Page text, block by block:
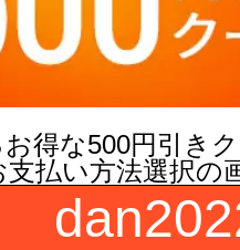
建築資材
リフォーム/建築
得な500円引き
払い方法選択の